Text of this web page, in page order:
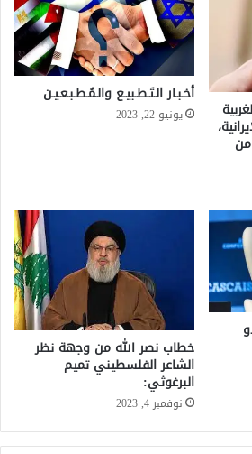
أخـبـار الـتَـطـبيـع والـمُـطـبـعـيـن
يونيو 22, 2023
خطاب نصر الله من وجهة نظر
الشاعر الفلسطيني تميم
البرغوثي:
نوفمبر 4, 2023